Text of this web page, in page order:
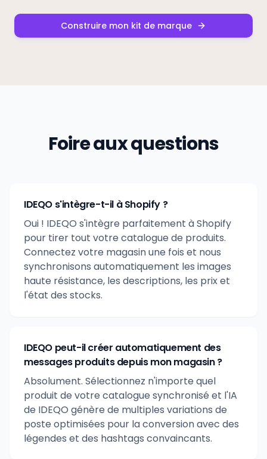
Construire mon kit de marque
Foire aux questions
IDEQO s'intègre-t-il à Shopify ?
Oui ! IDEQO s'intègre parfaitement à Shopify
pour tirer tout votre catalogue de produits.
Connectez votre magasin une fois et nous
synchronisons automatiquement les images
haute résistance, les descriptions, les prix et
l'état des stocks.
IDEQO peut-il créer automatiquement des
messages produits depuis mon magasin ?
Absolument. Sélectionnez n'importe quel
produit de votre catalogue synchronisé et l'IA
de IDEQO génère de multiples variations de
poste optimisées pour la conversion avec des
légendes et des hashtags convaincants.